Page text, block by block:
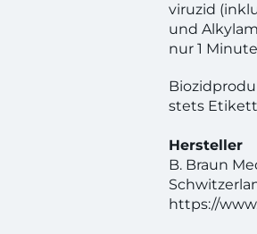
viruzid
und
nur 1
stets
Hersteller
B. Braun
https://